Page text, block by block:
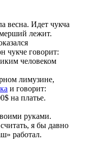
весна. Идет чукча
лежит.
чукче говорит:
человеком
лимузине,
и говорит:
на платье.
руками.
я бы давно
работал.